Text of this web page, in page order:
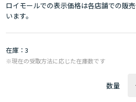
ロイモールでの表示価格は各店舗での販
います。
在庫 3
※現在の受取方法に応じた在庫数です
数量